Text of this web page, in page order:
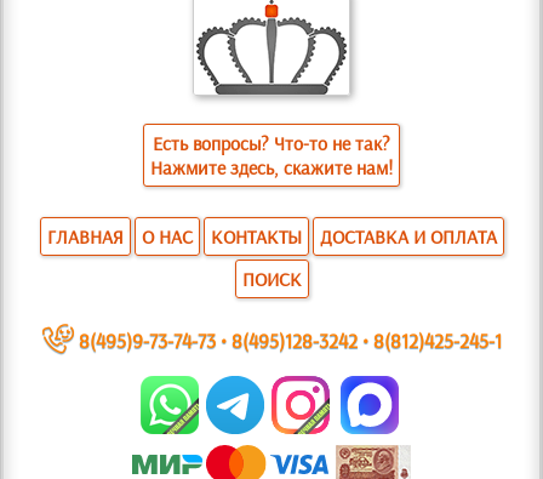
Есть вопросы? Что-то не так?
Нажмите здесь, скажите нам!
ГЛАВНАЯ О НАС КОНТАКТЫ
ДОСТАВКА И ОПЛАТА
ПОИСК
~ 8(495)9-73-74-73•8(495)128-3242•8(812)425-245-1